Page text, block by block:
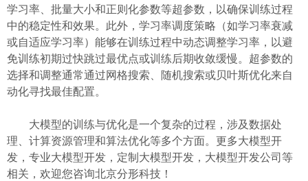
学习率、批量大小和正则化参数等超参数，以确保训练过程
中的稳定性和效果。此外，学习率调度策略（如学习率衰减
或自适应学习率）能够在训练过程中动态调整学习率，以避
免训练初期过快跳过最优点或训练后期收敛缓慢。超参数的
选择和调整通常通过网格搜索、随机搜索或贝叶斯优化来自
动化寻找最佳配置。
大模型的训练与优化是一个复杂的过程，涉及数据处
理、计算资源管理和算法优化等多个方面。更多大模型开
发，专业大模型开发，定制大模型开发，大模型开发公司等
相关，欢迎您咨询北京分形科技！